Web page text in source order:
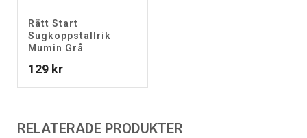
Rätt Start
Sugkoppstallrik
Mumin Grå
129 kr
RELATERADE PRODUKTER